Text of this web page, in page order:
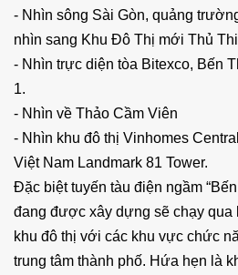
- Nhìn sông Sài Gòn, quảng
nhìn sang Khu Đô Thị mới Thủ
- Nhìn trực diện tòa Bitexco, Bến
1.
- Nhìn về Thảo Cầm Viên
- Nhìn khu đô thị Vinhomes
Việt Nam Landmark 81 Tower.
Đặc biệt tuyến tàu điện ngầm
đang được xây dựng sẽ chạy qua
khu đô thị với các khu vực chức
trung tâm thành phố. Hứa hẹn là